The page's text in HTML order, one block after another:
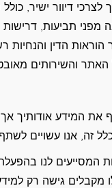
לצרכי דיוור ישיר,
מפני תביעות, דרישות
הדין והנחיות
והשירותים
את המידע אודותיך
זה, אנו עשויים
המסייעים לנו
מקבלים גישה רק